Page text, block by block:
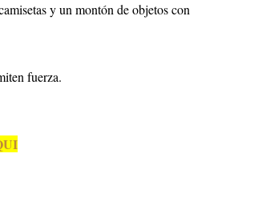
y un montón de objetos con
fuerza.